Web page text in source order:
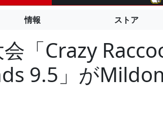
情報 ストア
「Crazy
9.5」が